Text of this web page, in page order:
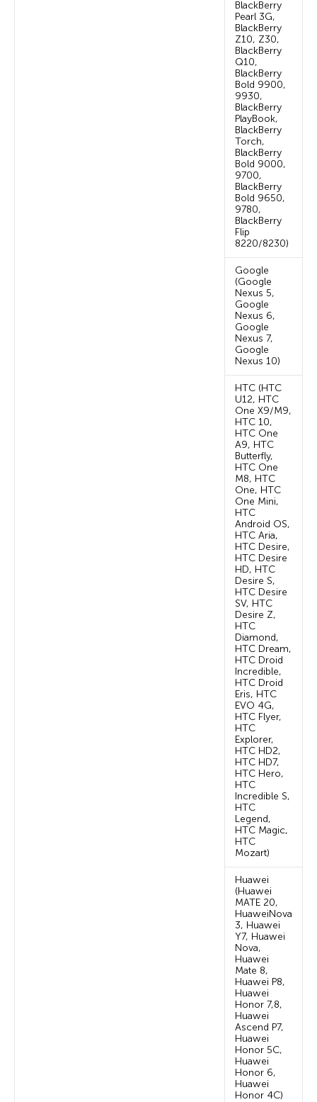
BlackBerry
Pearl 3G,
BlackBerry
Z10, Z30,
BlackBerry
Q10,
BlackBerry
Bold 9900,
9930,
BlackBerry
PlayBook,
BlackBerry
Torch,
BlackBerry
Bold 9000,
9700,
BlackBerry
Bold 9650,
9780,
BlackBerry
Flip
8220/8230)
Google
(Google
Nexus 5,
Google
Nexus 6,
Google
Nexus 7,
Google
Nexus 10)
HTC (HTC
U12, HTC
One X9/M9,
HTC 10,
HTC One
A9, HTC
Butterfly,
HTC One
M8, HTC
One, HTC
One Mini,
HTC
Android OS,
HTC Aria,
HTC Desire,
HTC Desire
HD, HTC
Desire S,
HTC Desire
SV, HTC
Desire Z,
HTC
Diamond,
HTC Dream,
HTC Droid
Incredible,
HTC Droid
Eris, HTC
EVO 4G,
HTC Flyer,
HTC
Explorer,
HTC HD2,
HTC HD7,
HTC Hero,
HTC
Incredible S,
HTC
Legend,
HTC Magic,
HTC
Mozart)
Huawei
(Huawei
MATE 20,
HuaweiNova
3, Huawei
Y7, Huawei
Nova,
Huawei
Mate 8,
Huawei P8,
Huawei
Honor 7,8,
Huawei
Ascend P7,
Huawei
Honor 5C,
Huawei
Honor 6,
Huawei
Honor 4C)